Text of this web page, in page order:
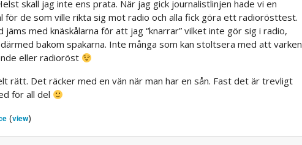
skall jag inte ens prata. När jag gick journalistlinjen hade vi en
för de som ville rikta sig mot radio och alla fick göra ett radiorösttest.
jäms med knäskålarna för att jag “knarrar” vilket inte gör sig i radio,
bakom spakarna. Inte många som kan stoltsera med att varken
eller radioröst
rätt. Det räcker med en vän när man har en sån. Fast det är trevligt
för all del
(view)